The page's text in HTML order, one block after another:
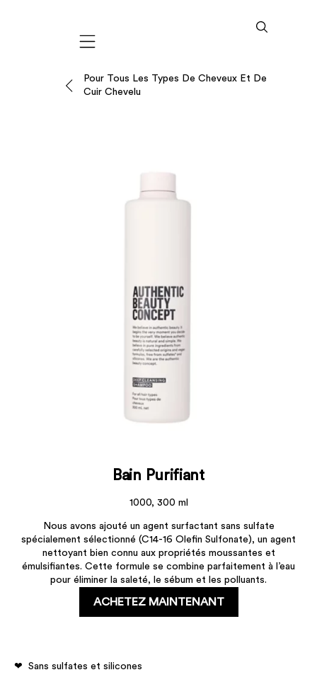
Mobile navigation
Pour Tous Les Types De Cheveux Et De
Cuir Chevelu
Bain Purifiant
1000, 300 ml
Nous avons ajouté un agent surfactant sans sulfate
spécialement sélectionné (C14-16 Olefin Sulfonate), un agent
nettoyant bien connu aux propriétés moussantes et
émulsifiantes. Cette formule se combine parfaitement à l’eau
pour éliminer la saleté, le sébum et les polluants.
ACHETEZ MAINTENANT
Sans sulfates et silicones